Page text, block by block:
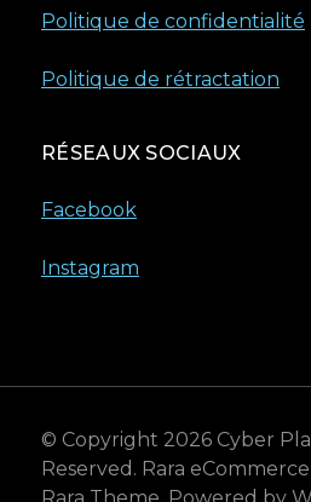
Politique de confidentialité
Politique de rétractation
RÉSEAUX SOCIAUX
Facebook
Instagram
© Copyright 2026 Cyber
Reserved. Rara